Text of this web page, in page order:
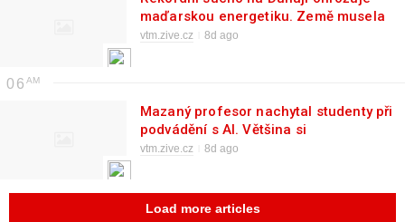
maďarskou energetiku. Země musela
vypnout jeden blok jaderné elektrárny
vtm.zive.cz 8d ago
06
Mazaný profesor nachytal studenty při
podvádění s AI. Většina si
vygenerovaný text ani nepřečetla
vtm.zive.cz 8d ago
Load more articles